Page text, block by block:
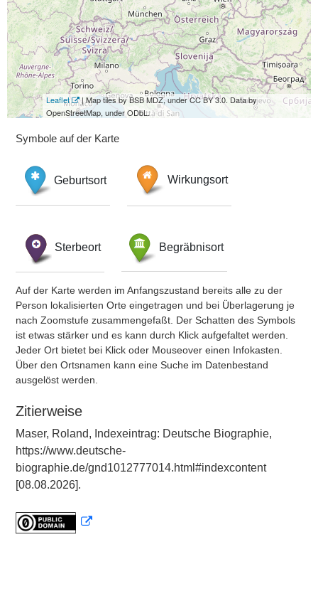
Leaflet
| Map tiles by BSB MDZ, under CC BY 3.0. Data by
OpenStreetMap, under ODbL.
Symbole auf der Karte
Geburtsort Wirkungsort
Sterbeort Begräbnisort
Auf der Karte werden im Anfangszustand bereits alle zu der
Person lokalisierten Orte eingetragen und bei Überlagerung je
nach Zoomstufe zusammengefaßt. Der Schatten des Symbols
ist etwas stärker und es kann durch Klick aufgefaltet werden.
Jeder Ort bietet bei Klick oder Mouseover einen Infokasten.
Über den Ortsnamen kann eine Suche im Datenbestand
ausgelöst werden.
Zitierweise
Maser, Roland, Indexeintrag: Deutsche Biographie,
https://www.deutsche-
biographie.de/gnd1012777014.html#indexcontent
[08.08.2026].